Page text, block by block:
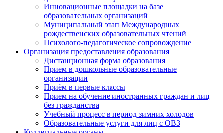
Инновационные площадки на базе
образовательных организаций
Муниципальный этап Международных
рождественских образовательных чтений
Психолого-педагогическое сопровождение
Организация предоставления образования
Дистанционная форма образования
Прием в дошкольные образовательные
организации
Приём в первые классы
Прием на обучение иностранных граждан и лиц
без гражданства
Учебный процесс в период зимних холодов
Образовательные услуги для лиц с ОВЗ